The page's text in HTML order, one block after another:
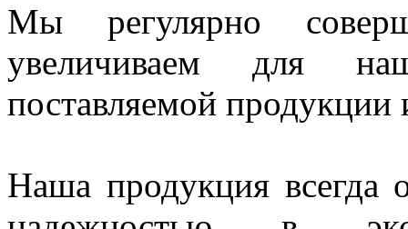
Мы регулярно
увеличиваем для
поставляемой продукции
Наша продукция всегда